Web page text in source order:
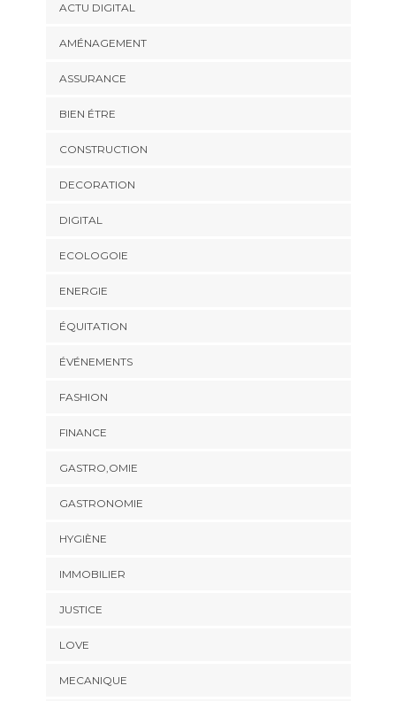
ACTU DIGITAL
AMÉNAGEMENT
ASSURANCE
BIEN ÉTRE
CONSTRUCTION
DECORATION
DIGITAL
ECOLOGOIE
ENERGIE
ÉQUITATION
ÉVÉNEMENTS
FASHION
FINANCE
GASTRO,OMIE
GASTRONOMIE
HYGIÈNE
IMMOBILIER
JUSTICE
LOVE
MECANIQUE